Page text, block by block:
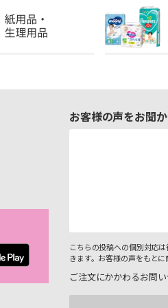
お客様の声をお聞
こちらの投稿への個別対応
きます。お客様の声をもと
ご注文にかかわるお問